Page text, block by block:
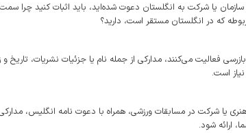
یا شرکت به انگلستان دعوت شده‌اید، باید اثبات کنید چرا
که در انگلستان مستقر است، دارید؟
فعالیت می‌کنند، مدارکی از جمله نام یا جزئیات نشریات، تاریخ
است.
یا شرکت در مسابقات ورزشی، همراه با دعوت‌ نامه انگلیس،
ارائه شود.